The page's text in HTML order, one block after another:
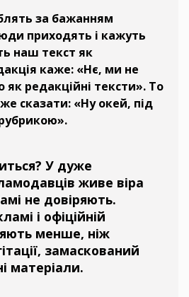
за бажанням
приходять і кажуть
наш текст як
каже: «Нє, ми не
як редакційні тексти». То
сказати: «Ну окей, під
У дуже
живе віра
не довіряють.
і офіційній
менше, ніж
замаскований
матеріали.